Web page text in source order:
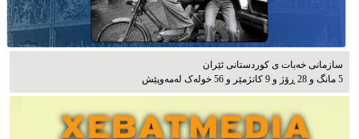
سازمانی خەبات ی كوردستانی ئێران
5 مانگ و 28 ڕۆژ و 9 کاتژمێر و 56 خوله‌ک له‌مه‌وپێش‌